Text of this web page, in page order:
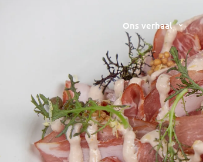
Ons verhaal